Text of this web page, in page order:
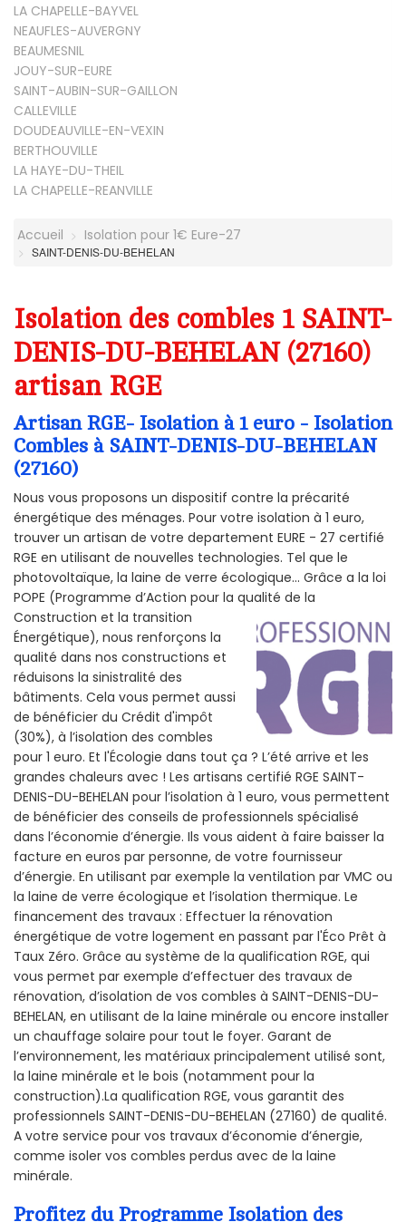
LA CHAPELLE-BAYVEL
NEAUFLES-AUVERGNY
BEAUMESNIL
JOUY-SUR-EURE
SAINT-AUBIN-SUR-GAILLON
CALLEVILLE
DOUDEAUVILLE-EN-VEXIN
BERTHOUVILLE
LA HAYE-DU-THEIL
LA CHAPELLE-REANVILLE
Accueil Isolation pour 1€ Eure-27
SAINT-DENIS-DU-BEHELAN
Isolation des combles 1 SAINT-
DENIS-DU-BEHELAN (27160)
artisan RGE
Artisan RGE- Isolation à 1 euro - Isolation
Combles à SAINT-DENIS-DU-BEHELAN
(27160)
Nous vous proposons un dispositif contre la précarité
énergétique des ménages. Pour votre isolation à 1 euro,
trouver un artisan de votre departement EURE - 27 certifié
RGE en utilisant de nouvelles technologies. Tel que le
photovoltaïque, la laine de verre écologique... Grâce a la loi
POPE (Programme d’Action pour la qualité de la
Construction et la transition
Énergétique), nous renforçons la
qualité dans nos constructions et
réduisons la sinistralité des
bâtiments. Cela vous permet aussi
de bénéficier du Crédit d'impôt
(30%), à l’isolation des combles
pour 1 euro. Et l'Écologie dans tout ça ? L’été arrive et les
grandes chaleurs avec ! Les artisans certifié RGE SAINT-
DENIS-DU-BEHELAN pour l’isolation à 1 euro, vous permettent
de bénéficier des conseils de professionnels spécialisé
dans l’économie d’énergie. Ils vous aident à faire baisser la
facture en euros par personne, de votre fournisseur
d’énergie. En utilisant par exemple la ventilation par VMC ou
la laine de verre écologique et l’isolation thermique. Le
financement des travaux : Effectuer la rénovation
énergétique de votre logement en passant par l'Éco Prêt à
Taux Zéro. Grâce au système de la qualification RGE, qui
vous permet par exemple d’effectuer des travaux de
rénovation, d’isolation de vos combles à SAINT-DENIS-DU-
BEHELAN, en utilisant de la laine minérale ou encore installer
un chauffage solaire pour tout le foyer. Garant de
l’environnement, les matériaux principalement utilisé sont,
la laine minérale et le bois (notamment pour la
construction).La qualification RGE, vous garantit des
professionnels SAINT-DENIS-DU-BEHELAN (27160) de qualité.
A votre service pour vos travaux d’économie d’énergie,
comme isoler vos combles perdus avec de la laine
minérale.
Profitez du Programme Isolation des